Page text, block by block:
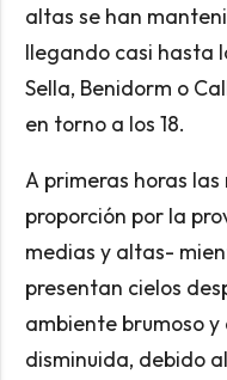
altas se han
llegando casi hasta
Sella, Benidorm o
en torno a los 18.
A primeras horas
proporción por la
medias y altas-
presentan cielos
ambiente brumoso
disminuida, debido